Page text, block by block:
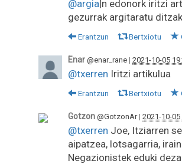
@argia|n edonork iritzi
gezurrak argitaratu
Erantzun Bertxiotu
Enar @enar_rane | 2021-10-05
@txerren Iritzi artikulua
Erantzun Bertxiotu
Gotzon @GotzonAr| 2021-10-05
@txerren Joe, Itziarren
aipatzea, lotsagarria,
Negazionistek eduki